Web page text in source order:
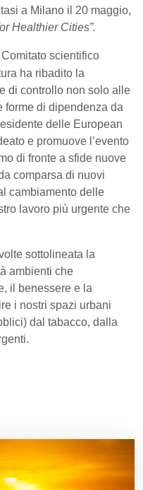
a Milano il 20 maggio,
Healthier Cities”.
scientifico
ha ribadito la
di controllo non solo alle
forme di dipendenza da
delle European
e promuove l’evento
di fronte a sfide nuove
comparsa di nuovi
cambiamento delle
lavoro più urgente che
sottolineata la
ambienti che
il benessere e la
i nostri spazi urbani
dal tabacco, dalla